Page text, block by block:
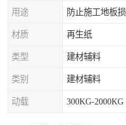
用途 防止施工地板
材质 再生纸
类型 建材辅料
类别 建材辅料
动载 300KG-2000KG